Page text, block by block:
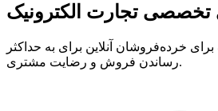
تخصصی تجارت الکترونیک
خرده‌فروشان آنلاین برای به حداکثر
رساندن فروش و رضایت مشتری.